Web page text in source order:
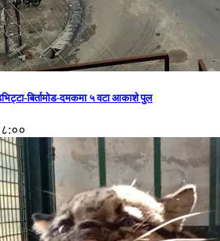
बिर्तामोड-दमकमा ५ वटा आकाशे पुल